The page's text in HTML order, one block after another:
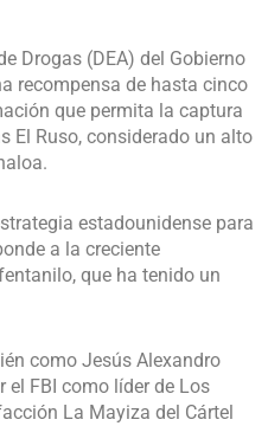
Drogas (DEA) del Gobierno
recompensa de hasta cinco
que permita la captura
El Ruso, considerado un alto
estadounidense para
a la creciente
que ha tenido un
como Jesús Alexandro
el FBI como líder de Los
La Mayiza del Cártel